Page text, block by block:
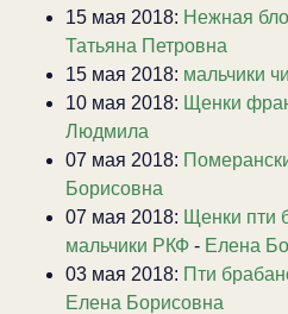
15 мая 2018: Нежная
Татьяна Петровна
15 мая 2018: мальчики
10 мая 2018: Щенки
Людмила
07 мая 2018:
Борисовна
07 мая 2018: Щенки пти
мальчики РКФ - Елена
03 мая 2018: Пти
Елена Борисовна